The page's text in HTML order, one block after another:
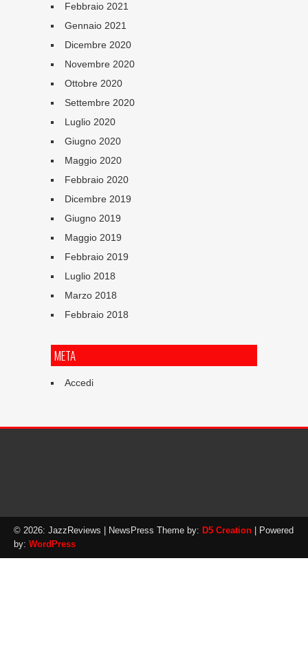
Febbraio 2021
Gennaio 2021
Dicembre 2020
Novembre 2020
Ottobre 2020
Settembre 2020
Luglio 2020
Giugno 2020
Maggio 2020
Febbraio 2020
Dicembre 2019
Giugno 2019
Maggio 2019
Febbraio 2019
Luglio 2018
Marzo 2018
Febbraio 2018
META
Accedi
© 2026: JazzReviews | NewsPress Theme by: D5 Creation | Powered
by: WordPress